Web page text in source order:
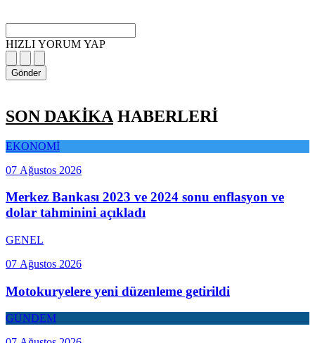
HIZLI YORUM YAP
Gönder
SON DAKİKA HABERLERİ
EKONOMİ
07 Ağustos 2026
Merkez Bankası 2023 ve 2024 sonu enflasyon ve
dolar tahminini açıkladı
GENEL
07 Ağustos 2026
Motokuryelere yeni düzenleme getirildi
GÜNDEM